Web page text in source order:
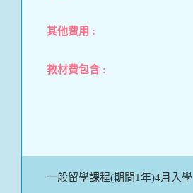
一般留學課程(期間1年)4月入學